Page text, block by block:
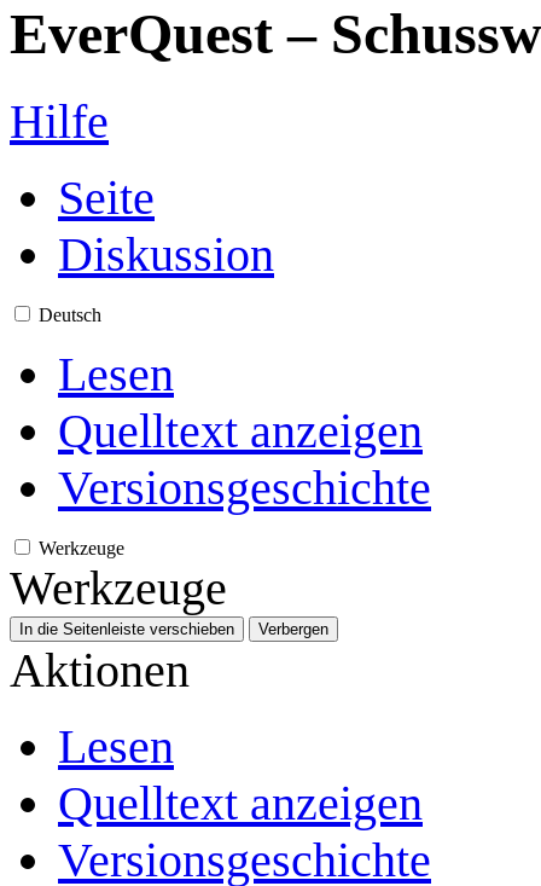
EverQuest –
Hilfe
Seite
Diskussion
Deutsch
Lesen
Quelltext anzeigen
Versionsgeschichte
Werkzeuge
Werkzeuge
In die Seitenleiste verschieben Verbergen
Aktionen
Lesen
Quelltext anzeigen
Versionsgeschichte